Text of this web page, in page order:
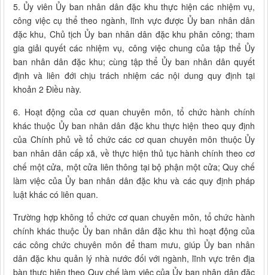
5. Ủy viên Ủy ban nhân dân đặc khu thực hiện các nhiệm vụ,
công việc cụ thể theo ngành, lĩnh vực được Ủy ban nhân dân
đặc khu, Chủ tịch Ủy ban nhân dân đặc khu phân công; tham
gia giải quyết các nhiệm vụ, công việc chung của tập thể Ủy
ban nhân dân đặc khu; cùng tập thể Ủy ban nhân dân quyết
định và liên đới chịu trách nhiệm các nội dung quy định tại
khoản 2 Điều này.
6. Hoạt động của cơ quan chuyên môn, tổ chức hành chính
khác thuộc Ủy ban nhân dân đặc khu thực hiện theo quy định
của Chính phủ về tổ chức các cơ quan chuyên môn thuộc Ủy
ban nhân dân cấp xã, về thực hiện thủ tục hành chính theo cơ
chế một cửa, một cửa liên thông tại bộ phận một cửa; Quy chế
làm việc của Ủy ban nhân dân đặc khu và các quy định pháp
luật khác có liên quan.
Trường hợp không tổ chức cơ quan chuyên môn, tổ chức hành
chính khác thuộc Ủy ban nhân dân đặc khu thì hoạt động của
các công chức chuyên môn để tham mưu, giúp Ủy ban nhân
dân đặc khu quản lý nhà nước đối với ngành, lĩnh vực trên địa
bàn thực hiện theo Quy chế làm việc của Ủy ban nhân dân đặc